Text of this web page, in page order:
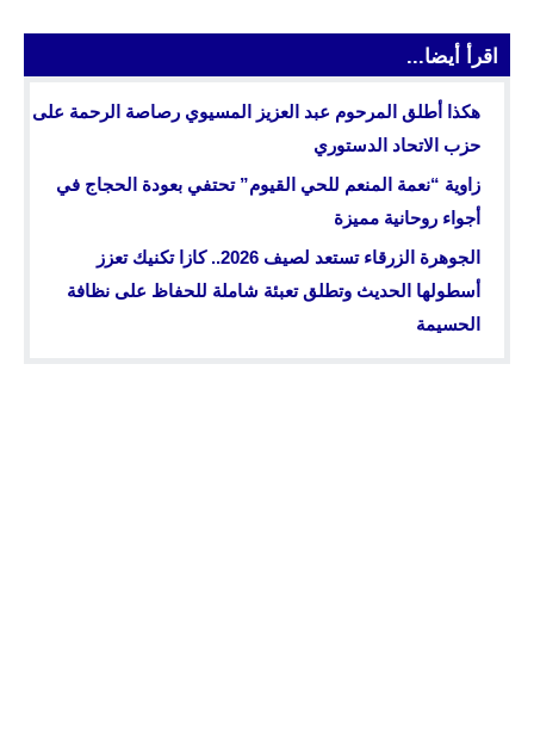
اقرأ أيضا...
هكذا أطلق المرحوم عبد العزيز المسيوي رصاصة الرحمة على
حزب الاتحاد الدستوري
زاوية “نعمة المنعم للحي القيوم” تحتفي بعودة الحجاج في
أجواء روحانية مميزة
الجوهرة الزرقاء تستعد لصيف 2026.. كازا تكنيك تعزز
أسطولها الحديث وتطلق تعبئة شاملة للحفاظ على نظافة
الحسيمة